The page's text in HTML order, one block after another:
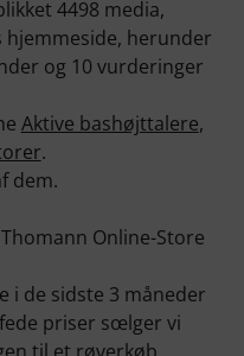
4498 media,
herunder
og 10 vurderinger
Aktive bashøjttalere,
.
dem.
Online-Store
i de sidste 3 måneder
priser sœlger vi